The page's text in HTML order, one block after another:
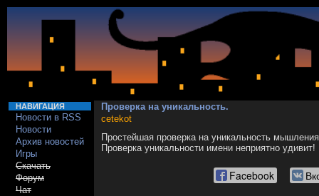
НАВИГАЦИЯ
Новости в RSS
Новости
Архив новостей
Игры
Скачать
Форум
Чат
Проверка на уникальность.
cetekot
Простейшая проверка на уникальность
Проверка уникальности имени неприятно удивит!
Facebook